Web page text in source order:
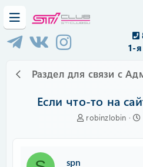
1-я
Раздел для связи с
Если что-то на
А
robinzlobin
spn